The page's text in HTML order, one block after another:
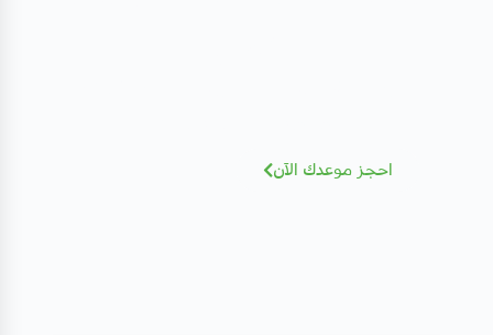
احجز موعدك الآن